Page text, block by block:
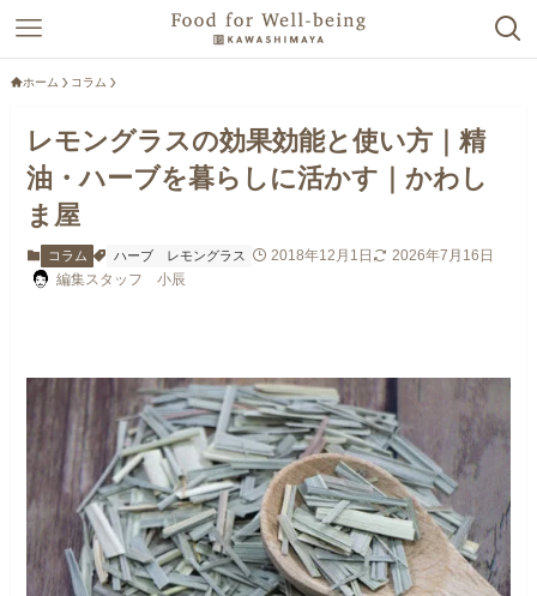
ホーム コラム
レモングラスの効果効能と使い方｜精
油・ハーブを暮らしに活かす｜かわし
ま屋
コラム ハーブ レモングラス 2018年12月1日
2026年7月16日
編集スタッフ 小辰